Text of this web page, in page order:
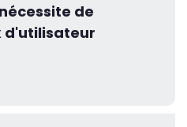
de
d'utilisateur